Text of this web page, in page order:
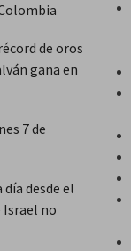
de oros
gana en
7 de
día desde el
Israel no